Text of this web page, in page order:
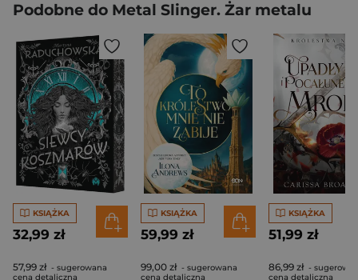
Podobne do Metal Slinger. Żar metalu
KSIĄŻKA
32,99 zł
57,99 zł - sugerowana
cena detaliczna
KSIĄŻKA
59,99 zł
99,00 zł - sugerowana
cena detaliczna
KSIĄŻKA
51,99 zł
86,99 zł -
cena detaliczna